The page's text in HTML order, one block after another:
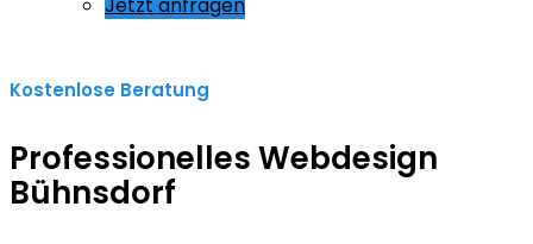
Kostenlose Beratung
Professionelles Webdesign
Bühnsdorf